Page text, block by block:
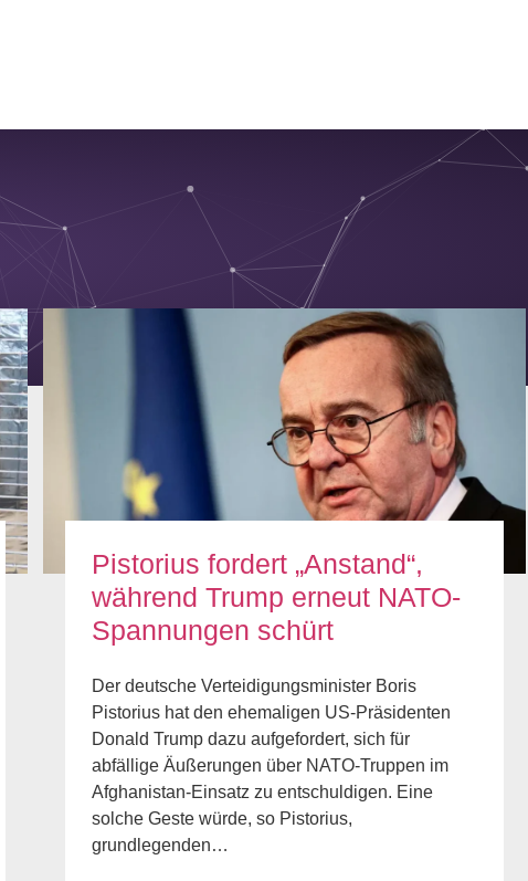
Pistorius fordert „Anstand“,
während Trump erneut NATO-
Spannungen schürt
Der deutsche Verteidigungsminister Boris
Pistorius hat den ehemaligen US-Präsidenten
Donald Trump dazu aufgefordert, sich für
abfällige Äußerungen über NATO-Truppen im
Afghanistan-Einsatz zu entschuldigen. Eine
solche Geste würde, so Pistorius,
grundlegenden…